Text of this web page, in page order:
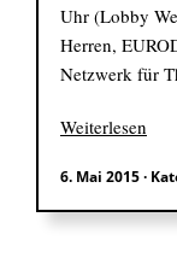
Uhr (Lobby
Herren,
Netzwerk für
Weiterlesen
6. Mai 2015·